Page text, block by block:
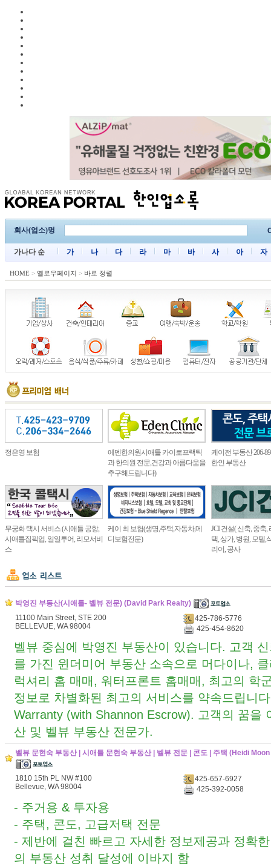
회사(업소)명
가나다 순 가 나 다 라 마 바 사 아 자
HOME > 옐로우페이지 > 바로 정렬
정은영 보험
에덴한의원시애틀 카이로프랙틱
과 한의원 전문,건강과 아름다움을
추구해드립니다)
케이전 부동산 206-
한인 부동산
무궁화 택시 서비스 (시애틀 공항,
시애틀집픽업, 일일투어, 리모서비
스
케이 최 보험(생명,주택,자동차,메
디보험전문)
JCI 건설( 신축, 중축,
택, 상가, 병원, 모텔,
리어, 공사
박영진 부동산(시애틀- 벨뷰 전문) (David Park Realty)
11100 Main Street, STE 200
BELLEVUE, WA 98004
425-786-5776
425-454-8620
벨뷰 중심에 박영진 부동산이 있습니다. 고객
를 가진 윈더미어 부동산 소속으로 머다이나,
럭셔리 홈 매매, 워터프론트 홈매매, 최고의 학
정보로 차별화된 최고의 서비스를 약속드립니
Warranty (with Shannon Escrow). 고객의 꿈을
산 및 벨뷰 부동산 전문가.
벨뷰 문현숙 부동산 | 시애틀 문현숙 부동산 | 벨뷰 전문 | 콘도 | 주택 (Heidi
1810 15th PL NW #100
Bellevue, WA 98004
425-657-6927
425-392-0058
- 주거용 & 투자용
- 주택, 콘도, 고급저택 전문
- 제반에 걸친 빠르고 자세한 정보제공과 정확
의 부동산 성취 달성에 이바지 함